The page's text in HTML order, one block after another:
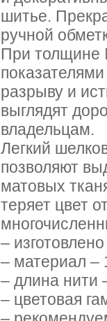
шитье.
ручной
При толщине
разрыву и
выглядят
владельцам.
Легкий
позволяют
матовых
теряет цвет
–
– материал –
– длина нити
– цветовая